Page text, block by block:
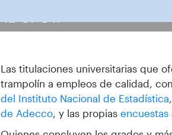
Las titulaciones universitarias que
trampolín a empleos de calidad,
del Instituto Nacional de Estadística
de Adecco, y las propiasencuestas